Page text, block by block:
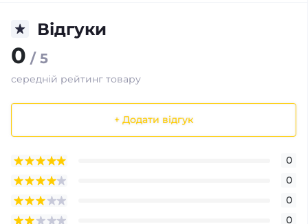
Відгуки
0 / 5
середній рейтинг товару
+ Додати відгук
0
0
0
0